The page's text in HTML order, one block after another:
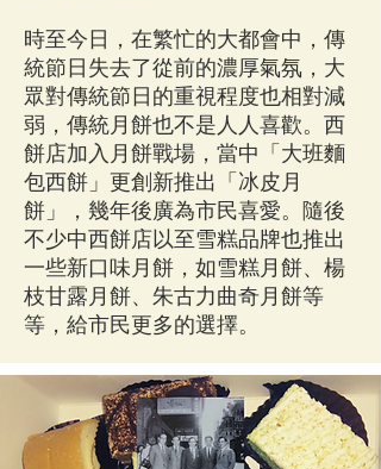
時至今日，在繁忙的大都會中，傳
統節日失去了從前的濃厚氣氛，大
眾對傳統節日的重視程度也相對減
弱，傳統月餅也不是人人喜歡。西
餅店加入月餅戰場，當中「大班麵
包西餅」更創新推出「冰皮月
餅」，幾年後廣為市民喜愛。隨後
不少中西餅店以至雪糕品牌也推出
一些新口味月餅，如雪糕月餅、楊
枝甘露月餅、朱古力曲奇月餅等
等，給市民更多的選擇。